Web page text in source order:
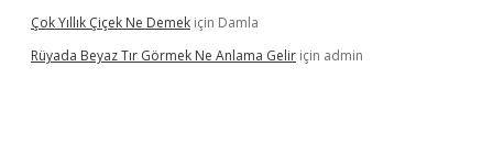
Çok Yıllık Çiçek Ne Demek için Damla
Rüyada Beyaz Tır Görmek Ne Anlama Gelir için admin